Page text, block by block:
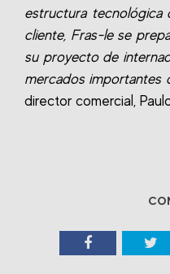
estructura tecnológica
cliente, Fras-le se
su proyecto de
mercados importantes
director comercial,